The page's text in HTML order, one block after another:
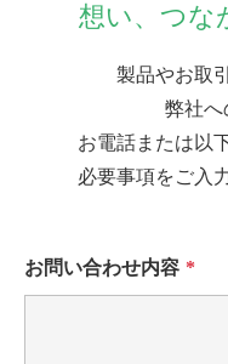
想い、つな
製品やお取
弊社へ
お電話または以
必要事項をご入
お問い合わせ内容 *